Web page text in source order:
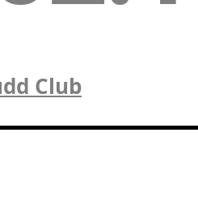
Club